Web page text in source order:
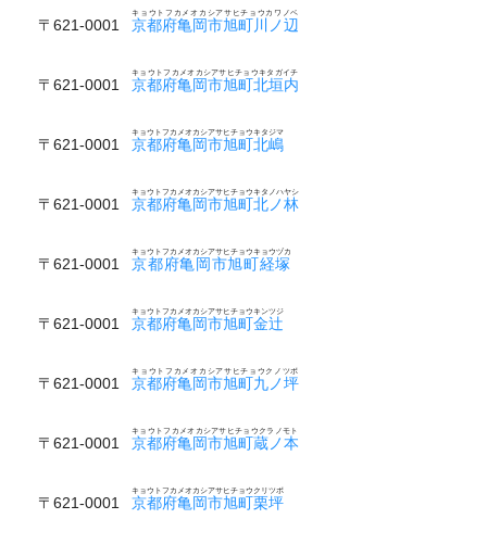
〒621-0001 京都府亀岡市旭町川ノ辺
キョウトフカメオカシアサヒチョウカワノベ
〒621-0001 京都府亀岡市旭町北垣内
キョウトフカメオカシアサヒチョウキタガイチ
〒621-0001 京都府亀岡市旭町北嶋
キョウトフカメオカシアサヒチョウキタジマ
〒621-0001 京都府亀岡市旭町北ノ林
キョウトフカメオカシアサヒチョウキタノハヤシ
〒621-0001 京都府亀岡市旭町経塚
キョウトフカメオカシアサヒチョウキョウヅカ
〒621-0001 京都府亀岡市旭町金辻
キョウトフカメオカシアサヒチョウキンツジ
〒621-0001 京都府亀岡市旭町九ノ坪
キョウトフカメオカシアサヒチョウクノツボ
〒621-0001 京都府亀岡市旭町蔵ノ本
キョウトフカメオカシアサヒチョウクラノモト
〒621-0001 京都府亀岡市旭町栗坪
キョウトフカメオカシアサヒチョウクリツボ